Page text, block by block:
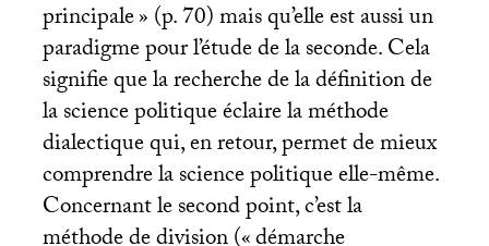
principale» (p. 70) mais qu’elle est aussi un
paradigme pour l’étude de la seconde. Cela
signifie que la recherche de la définition de
la science politique éclaire la méthode
dialectique qui, en retour, permet de mieux
comprendre la science politique elle-même.
Concernant le second point, c’est la